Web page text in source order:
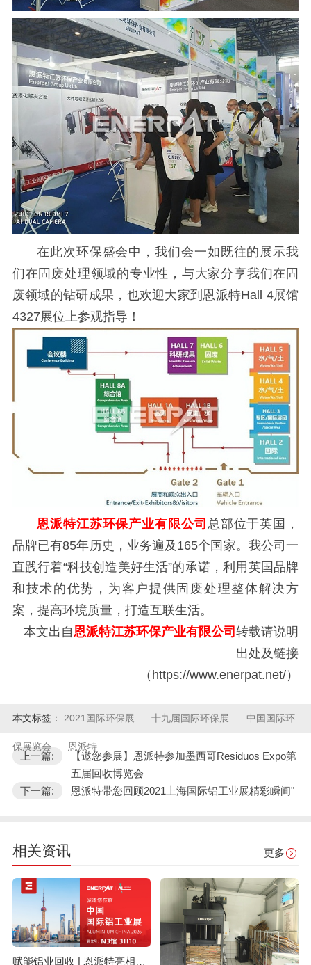
在此次环保盛会中，我们会一如既往的展示我
们在固废处理领域的专业性，与大家分享我们在固
废领域的钻研成果，也欢迎大家到恩派特Hall 4展馆
4327展位上参观指导！
恩派特江苏环保产业有限公司 总部位于英国，
品牌已有85年历史，业务遍及165个国家。我公司一
直践行着“科技创造美好生活”的承诺，利用英国品牌
和技术的优势，为客户提供固废处理整体解决方
案，提高环境质量，打造互联生活。
本文出自 恩派特江苏环保产业有限公司转载请说明
出处及链接
（https://www.enerpat.net/）
本文标签： 2021国际环保展 十九届国际环保展 中国国际环
保展览会 恩派特
上一篇:
【邀您参展】恩派特参加墨西哥Residuos Expo第
五届回收博览会
下一篇:
恩派特带您回顾2021上海国际铝工业展精彩瞬间"
相关资讯 更多
赋能铝业回收 | 恩派特亮相上海国际铝工业展